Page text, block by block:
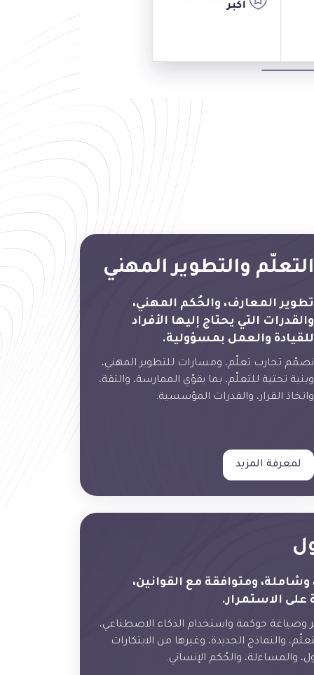
أكبر
التعلّم والتطوير المهني
تطوير المعارف، والحُكم المهني،
والقدرات التي يحتاج إليها الأفراد
للقيادة والعمل بمسؤولية.
نصمّم تجارب تعلّم، ومسارات للتطوير المهني،
وبنية تحتية للتعلّم، بما يقوّي الممارسة، والثقة،
واتخاذ القرار، والقدرات المؤسسية.
لمعرفة المزيد
ومتوافقة مع القوانين،
على الاستمرار.
حوكمة واستخدام الذكاء الاصطناعي،
والنماذج الجديدة، وغيرها من الابتكارات
والمساءلة، والحُكم الإنساني.